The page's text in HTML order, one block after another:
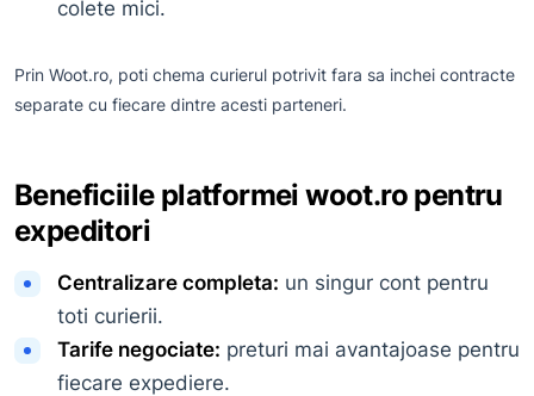
colete mici.
Prin Woot.ro, poti chema curierul potrivit fara sa inchei contracte
separate cu fiecare dintre acesti parteneri.
Beneficiile platformei woot.ro pentru
expeditori
Centralizare completa: un singur cont pentru
toti curierii.
Tarife negociate: preturi mai avantajoase pentru
fiecare expediere.